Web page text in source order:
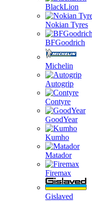
BlackLion
Nokian Tyres
BFGoodrich
Michelin
Autogrip
Contyre
GoodYear
Kumho
Matador
Firemax
Gislaved